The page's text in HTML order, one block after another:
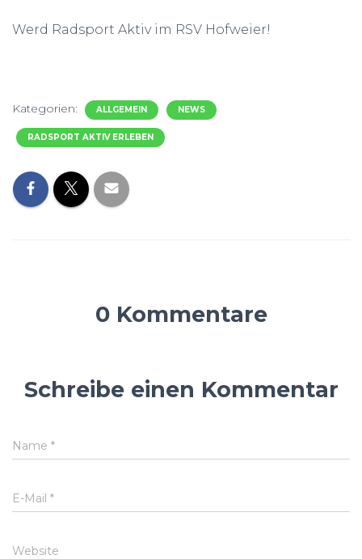
Werd Radsport Aktiv im RSV Hofweier!
Kategorien: ALLGEMEIN NEWS
RADSPORT AKTIV ERLEBEN
0 Kommentare
Schreibe einen Kommentar
Name *
E-Mail *
Website